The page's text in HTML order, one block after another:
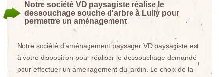
Notre société VD paysagiste réalise le
dessouchage souche d'arbre à Lully pour
permettre un aménagement
Notre société d’aménagement paysager VD paysagiste est
à votre disposition pour réaliser le dessouchage demandé
pour effectuer un aménagement du jardin. Le choix de la